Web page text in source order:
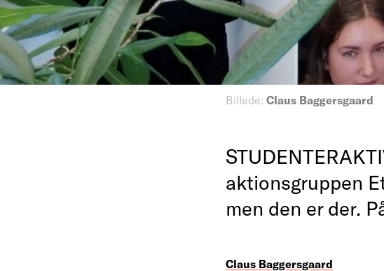
Billede: Claus Baggersgaard
aktionsgruppen
men den er der.
Claus Baggersgaard